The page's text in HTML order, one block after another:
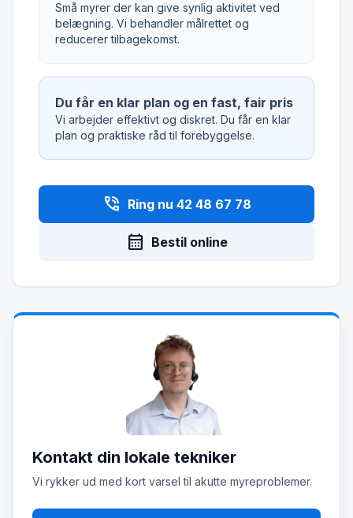
Små myrer der kan give synlig aktivitet ved
belægning. Vi behandler målrettet og
reducerer tilbagekomst.
Du får en klar plan og en fast, fair pris
Vi arbejder effektivt og diskret. Du får en klar
plan og praktiske råd til forebyggelse.
phone_in_talk Ring nu 42 48 67 78
calendar_month Bestil online
Kontakt din lokale tekniker
Vi rykker ud med kort varsel til akutte myreproblemer.